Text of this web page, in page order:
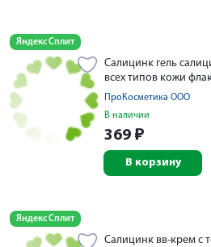
Яндекс Сплит
Салицинк гель
всех типов кожи
ПроКосметика ООО
В наличии
369 ₽
В корзину
Яндекс Сплит
Салицинк вв-крем с